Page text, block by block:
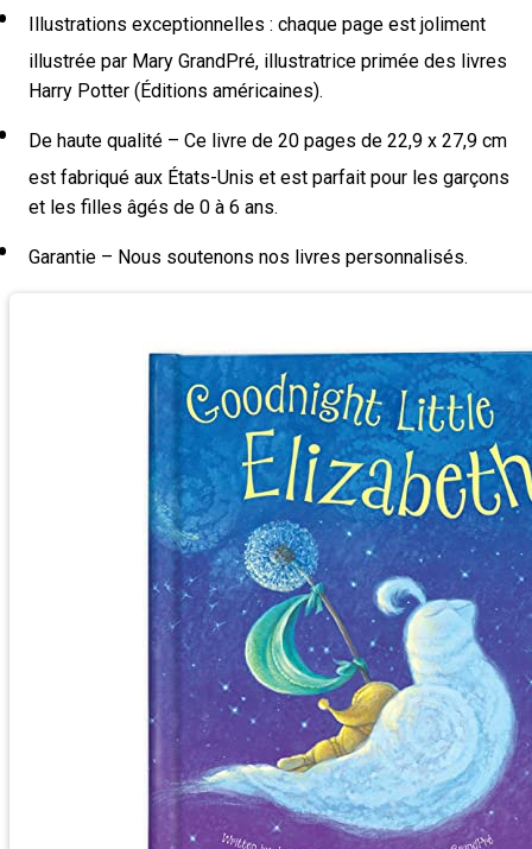
Illustrations exceptionnelles : chaque page est joliment
illustrée par Mary GrandPré, illustratrice primée des livres
Harry Potter (Éditions américaines).
De haute qualité – Ce livre de 20 pages de 22,9 x 27,9 cm
est fabriqué aux États-Unis et est parfait pour les garçons
et les filles âgés de 0 à 6 ans.
Garantie – Nous soutenons nos livres personnalisés.